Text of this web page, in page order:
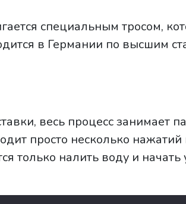
специальным тросом,
в Германии по высшим
весь процесс занимает
просто несколько
только налить воду и начать